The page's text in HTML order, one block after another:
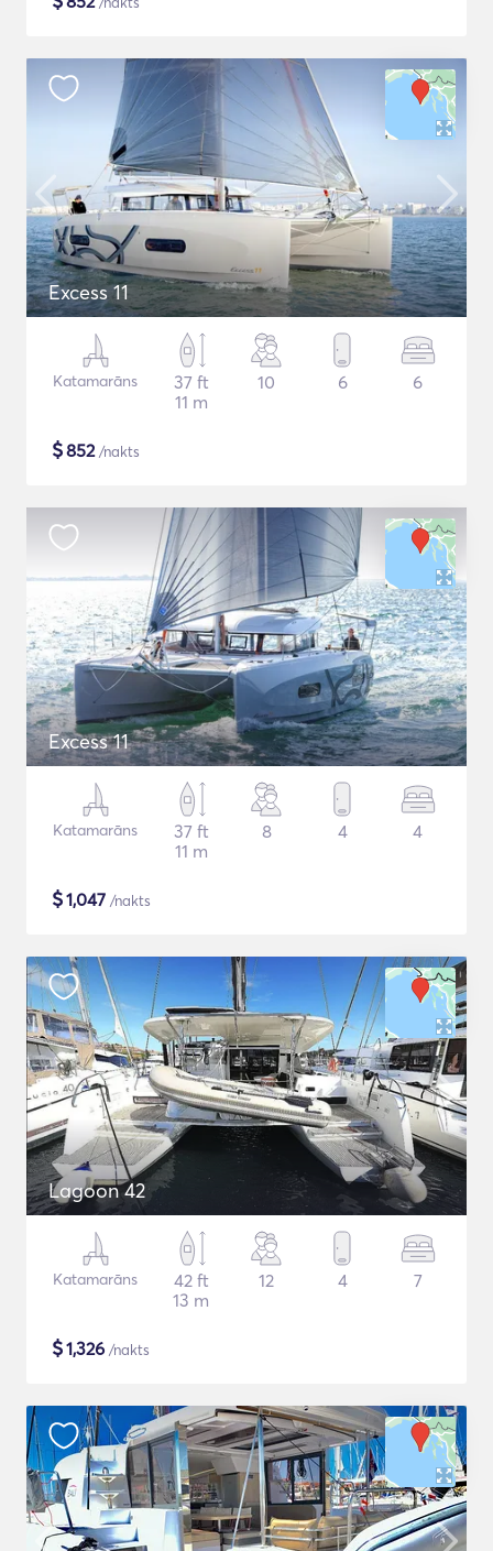
Excess 11
Katamarāns
37 ft
11 m
10 6 6
$852/nakts
Excess 11
Katamarāns
37 ft
11 m
8 4 4
$1,047 /nakts
Lagoon 42
Katamarāns
42 ft
13 m
12 4 7
$1,326 /nakts